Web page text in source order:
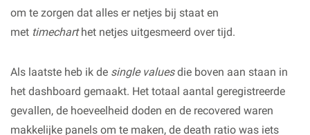
om te zorgen dat alles er netjes bij staat en
met timecharthet netjes uitgesmeerd over tijd.
Als laatste heb ik de single valuesdie boven aan staan in
het dashboard gemaakt. Het totaal aantal geregistreerde
gevallen, de hoeveelheid doden en de recovered waren
makkelijke panels om te maken, de death ratio was iets